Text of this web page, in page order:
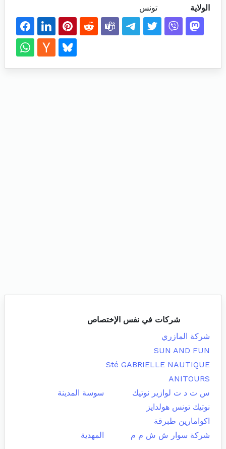
الولاية
تونس
شركات في نفس الإختصاص
شركة المازري
SUN AND FUN
Sté GABRIELLE NAUTIQUE
ANITOURS
س ت د ت لوازير نوتيك
سوسة المدينة
نوتيك تونس هولدايز
اكوامارين طبرقة
شركة سوار ش ش م م
المهدية